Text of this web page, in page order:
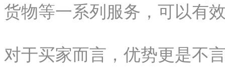
货物等一系列服务，可以有
对于买家而言，优势更是不